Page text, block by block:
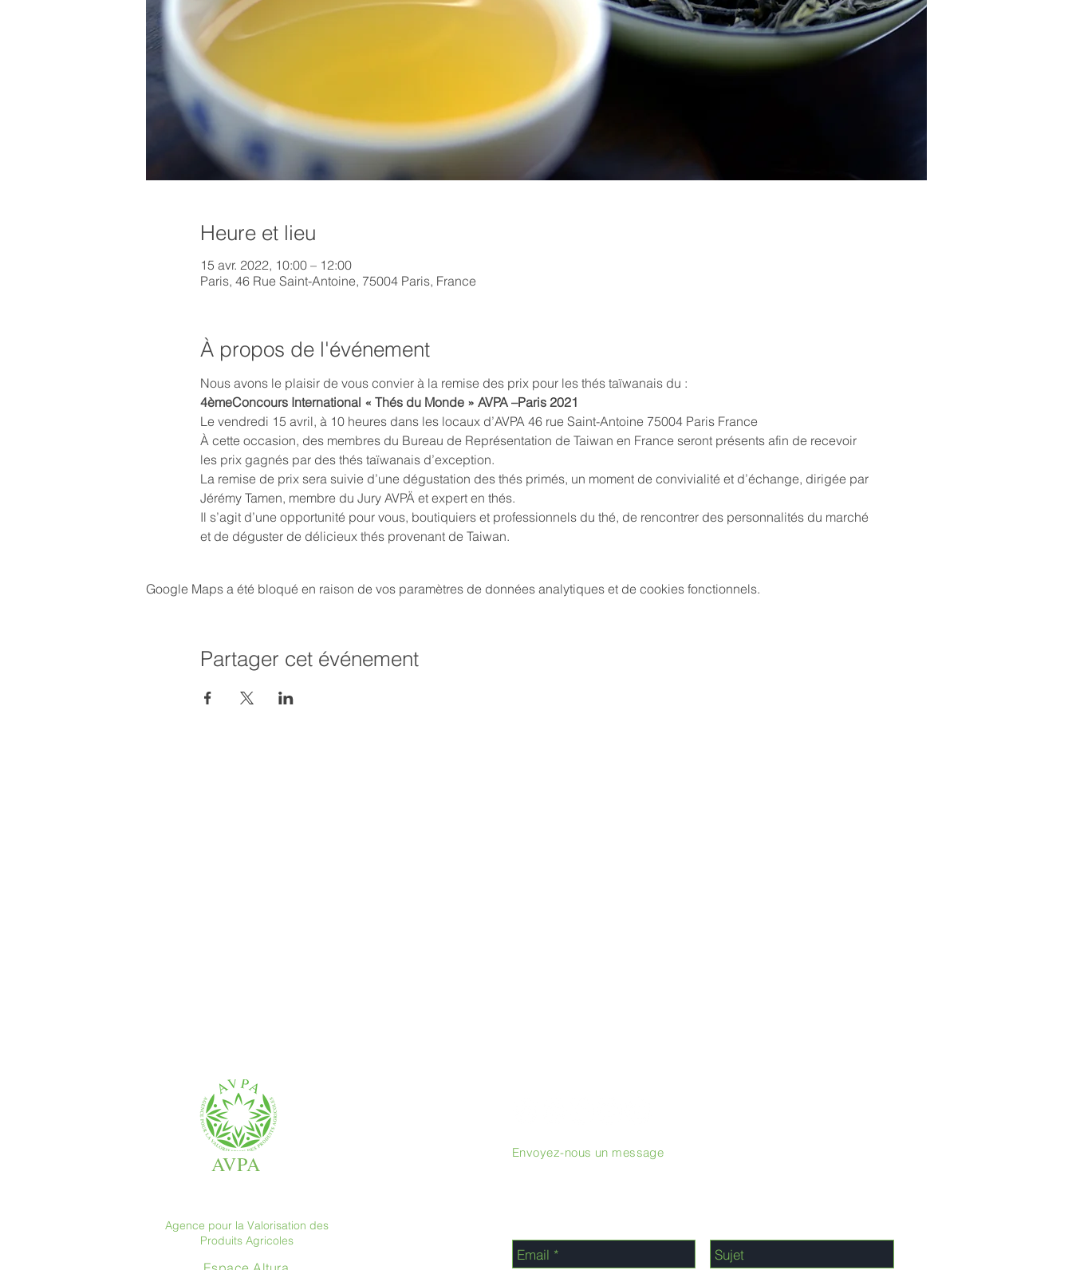
Heure et lieu
15 avr. 2022, 10:00 – 12:00
Paris, 46 Rue Saint-Antoine, 75004 Paris, France
À propos de l'événement
Nous avons le plaisir de vous convier à la remise des prix pour les thés taïwanais du :
4èmeConcours International « Thés du Monde » AVPA –Paris 2021
Le vendredi 15 avril, à 10 heures dans les locaux d’AVPA 46 rue Saint-Antoine 75004 Paris France
À cette occasion, des membres du Bureau de Représentation de Taiwan en France seront présents afin de recevoir
les prix gagnés par des thés taïwanais d’exception.
La remise de prix sera suivie d’une dégustation des thés primés, un moment de convivialité et d’échange, dirigée par
Jérémy Tamen, membre du Jury AVPÄ et expert en thés.
Il s’agit d’une opportunité pour vous, boutiquiers et professionnels du thé, de rencontrer des personnalités du marché
et de déguster de délicieux thés provenant de Taiwan.
Google Maps a été bloqué en raison de vos paramètres de données analytiques et de cookies fonctionnels.
Partager cet événement
AVPA
Agence pour la Valorisation des
Produits Agricoles
Envoyez-nous un message